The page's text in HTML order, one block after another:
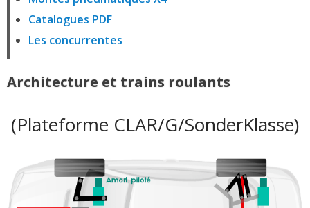
Catalogues PDF
Les concurrentes
Architecture et trains roulants
(Plateforme CLAR/G/SonderKlasse)